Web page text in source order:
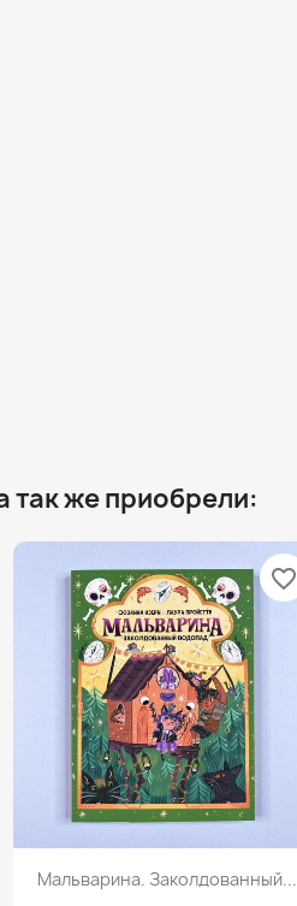
так же приобрели:
Просмотр
Мальварина. Заколдованный...
favorite_border